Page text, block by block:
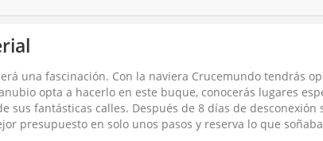
una fascinación. Con la naviera Crucemundo tendrás
opta a hacerlo en este buque, conocerás lugares
sus fantásticas calles. Después de 8 días de
presupuesto en solo unos pasos y reserva lo que